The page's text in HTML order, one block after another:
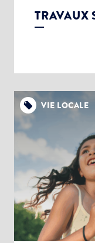
TRAVAUX
VIE LOCALE